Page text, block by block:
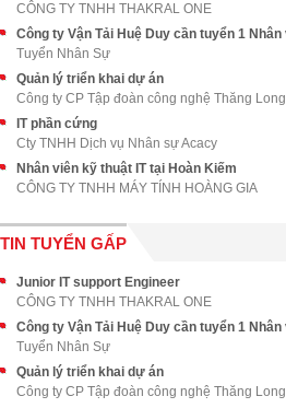
CÔNG TY TNHH THAKRAL ONE
Tuyển Nhân Sự
Quản lý triển khai dự án
Công ty CP Tập đoàn công nghệ Thăng Long
IT phần cứng
Cty TNHH Dịch vụ Nhân sự Acacy
Nhân viên kỹ thuật IT tại Hoàn Kiếm
CÔNG TY TNHH MÁY TÍNH HOÀNG GIA
TIN TUYỂN GẤP
Junior IT support Engineer
CÔNG TY TNHH THAKRAL ONE
Tuyển Nhân Sự
Quản lý triển khai dự án
Công ty CP Tập đoàn công nghệ Thăng Long